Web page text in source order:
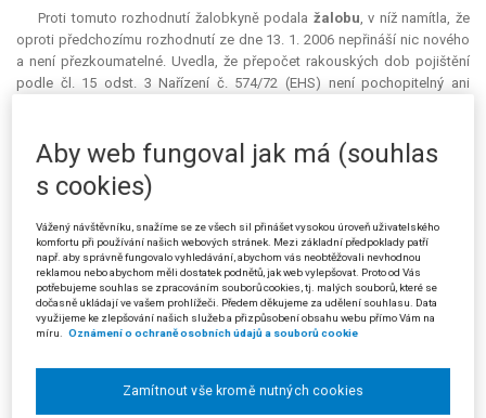
Proti tomuto rozhodnutí žalobkyně podala žalobu, v níž namítla, že
oproti předchozímu rozhodnutí ze dne 13. 1. 2006 nepřináší nic nového
a není přezkoumatelné. Uvedla, že přepočet rakouských dob pojištění
podle čl. 15 odst. 3 Nařízení č. 574/72 (EHS) není pochopitelný ani
vznikldeficit165 dnů. Žalobkyně přitom odkázala na právní úpravu
obsaženou ve Smlouvě mezi Rakouskem a Českou republikou (vyhl. pod
č. 55/2001 Sb. m. s., dále jen "Smlouva“), zejména na čl. 5 bod 1, podle
na území druhého smluvního státu. Dále namítla, že v napadeném
rozhodnutí se znovu neobjevil celkový počet 13 514 kalendářních dnů.
Poukázala též na nejasnosti ve výpočtu základní výměry důchodu, který
podle jejího názoru odporoval česko-rakouské smlouvě. Zdůraznila, že
její doby pojištění se od roku 2005, kdy požádala o přiznání českého
starobního důchodu, vůbec nezměnily, avšak přesto výpočet v roce 2005
pracoval s jinými délkami doby pojištění než výpočet v roce 2006, který
napadené rozhodnutí v podstatě převzalo. Rozdíl mezi počtem dnů
Aby web fungoval jak má (souhlas
s cookies)
Vážený návštěvníku, snažíme se ze všech sil přinášet vysokou úroveň uživatelského
komfortu při používání našich webových stránek. Mezi základní předpoklady patří
např. aby správně fungovalo vyhledávání, abychom vás neobtěžovali nevhodnou
reklamou nebo abychom měli dostatek podnětů, jak web vylepšovat. Proto od Vás
potřebujeme souhlas se zpracováním souborů cookies, tj. malých souborů, které se
dočasně ukládají ve vašem prohlížeči. Předem děkujeme za udělení souhlasu. Data
využijeme ke zlepšování našich služeb a přizpůsobení obsahu webu přímo Vám na
míru. Oznámení o ochraně osobních údajů a souborů cookie
Zamítnout vše kromě nutných cookies